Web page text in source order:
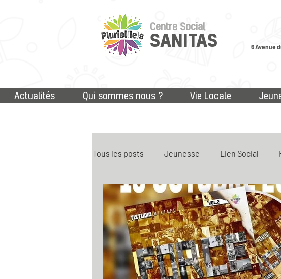
Centre Social
SANITAS 6 Avenue
Actualités Qui sommes nous ? Vie Locale
Tous les posts Jeunesse Lien Social
Accès aux droits Numérique